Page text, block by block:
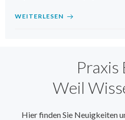
WEITERLESEN
Praxis
Weil
Hier finden Sie Neuigkeiten